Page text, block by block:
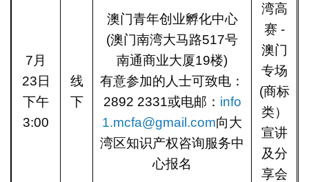
7月
23日
下午
3:00
线
下
澳门青年创业孵化中心
(澳门南湾大马路517号
南通商业大厦19楼)
有意参加的人士可致电：
2892 2331或电邮： info
1.mcfa@gmail.com向大
湾区知识产权咨询服务中
心报名
湾高
赛 -
澳门
专场
(商标
类）
宣讲
及分
享会